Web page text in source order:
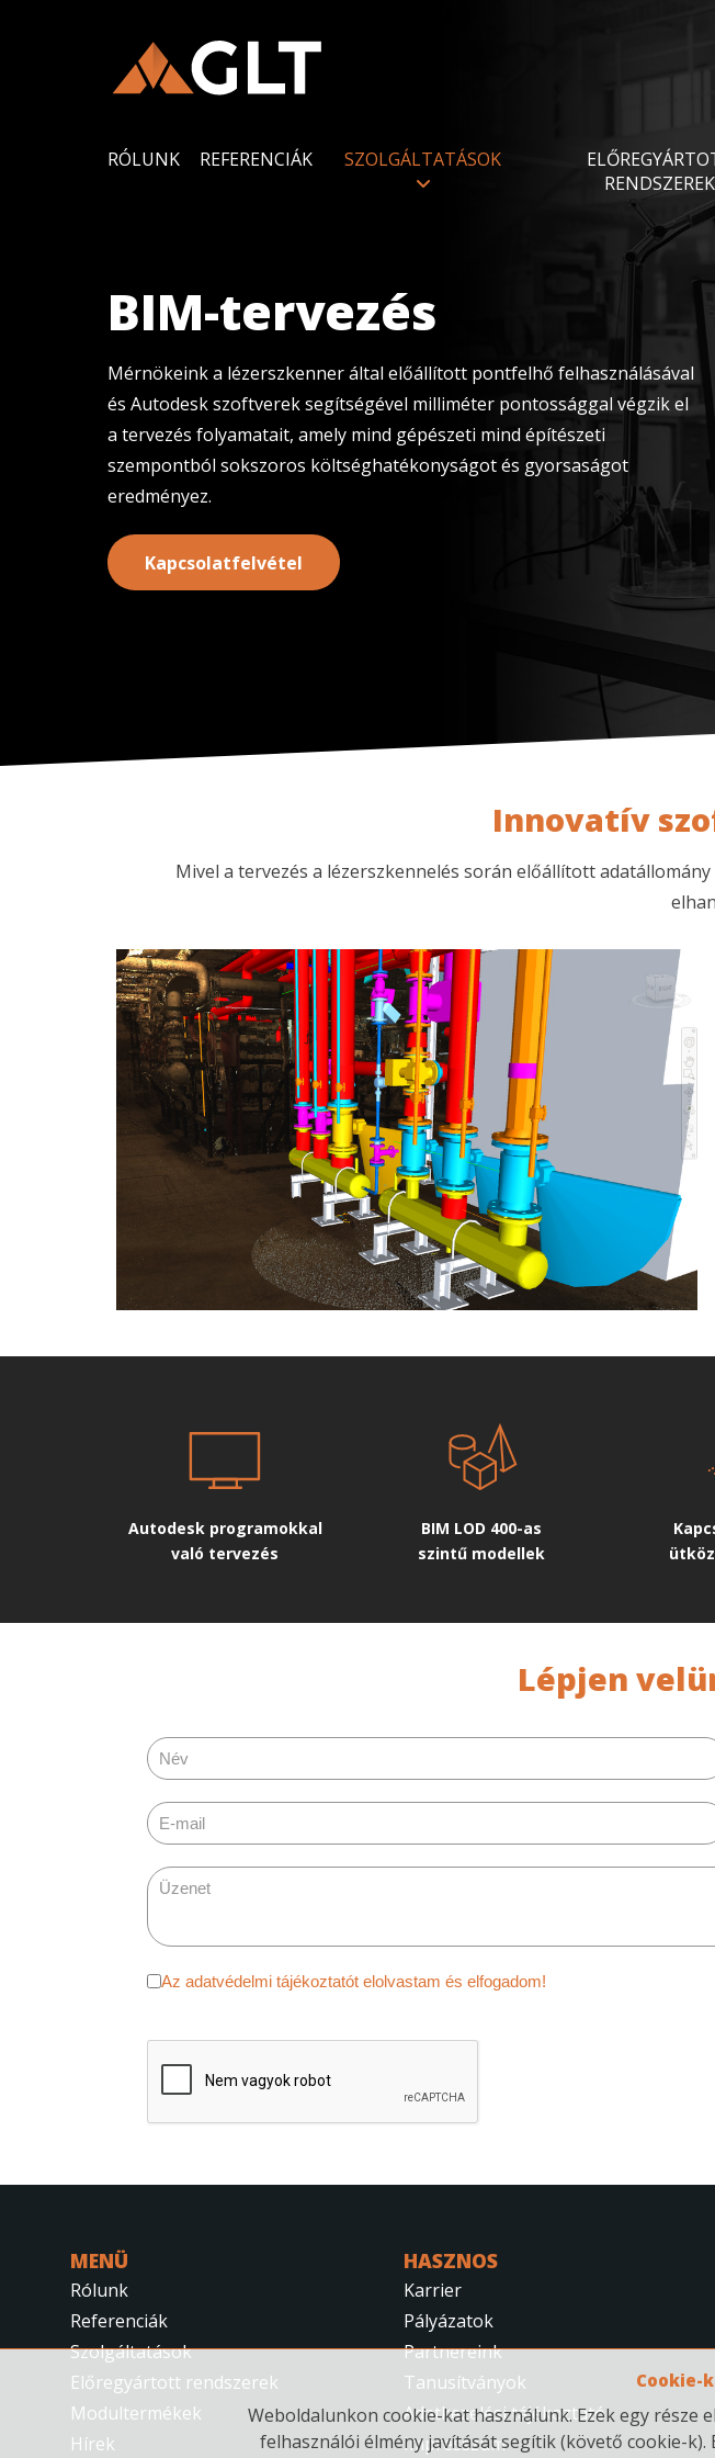
RÓLUNK REFERENCIÁK SZOLGÁLTATÁSOK
RENDSZEREK
BIM-tervezés
Mérnökeink a lézerszkenner által előállított pontfelhő felhasználásával
és Autodesk szoftverek segítségével milliméter pontossággal végzik el
a tervezés folyamatait, amely mind gépészeti mind építészeti
szempontból sokszoros költséghatékonyságot és gyorsaságot
eredményez.
Kapcsolatfelvétel
Innovatív
Mivel a tervezés a lézerszkennelés során előállított
Autodesk programokkal
való tervezés
BIM LOD 400-as
szintű modellek
Lépjen
Adatvédelem* Az adatvédelmi tájékoztatót elolvastam és elfogadom!
MENÜ
Rólunk
Referenciák
Szolgáltatások
Előregyártott rendszerek
Modultermékek
Hírek
HASZNOS
Karrier
Pályázatok
Partnereink
Tanusítványok
Adatkezelési tájékoztató
Impresszum
Cookie-
Weboldalunkon cookie-kat használunk. Ezek egy része
felhasználói élmény javítását segítik (követő cookie-